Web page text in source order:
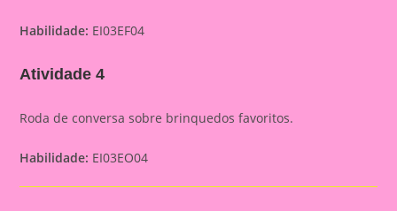
Habilidade: EI03EF04
Atividade 4
Roda de conversa sobre brinquedos favoritos.
Habilidade: EI03EO04